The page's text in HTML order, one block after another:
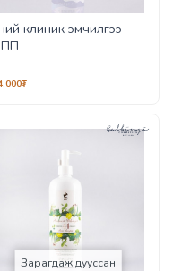
клиник эмчилгээ
Зарагдаж дууссан